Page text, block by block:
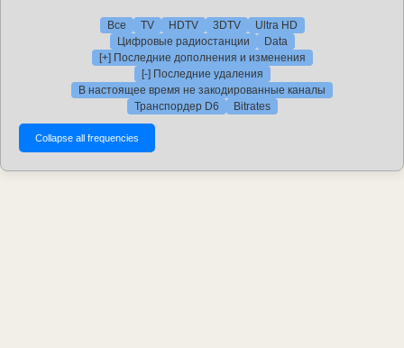
Все TV HDTV 3DTV
Ultra HD
Цифровые радиостанции
Data
[+] Последние дополнения и изменения
[-] Последние удаления
В настоящее время не закодированные каналы
Транспордер D6
Bitrates